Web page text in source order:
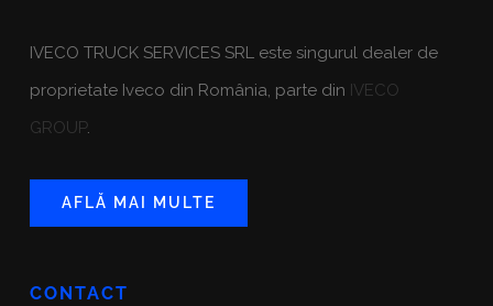
IVECO TRUCK SERVICES SRL este singurul dealer de
proprietate Iveco din România, parte din IVECO
GROUP.
AFLĂ MAI MULTE
CONTACT